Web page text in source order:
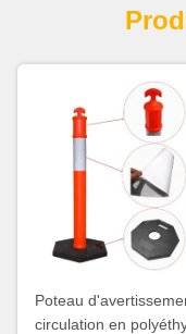
Poteau
circulation en